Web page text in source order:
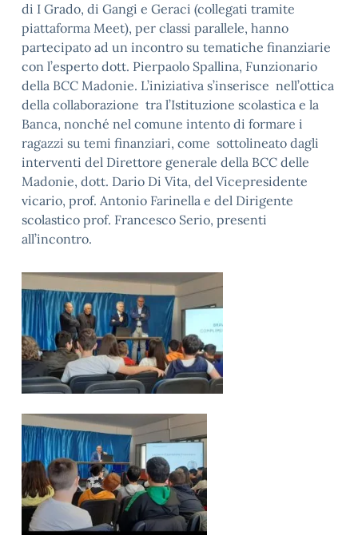
di I Grado, di Gangi e Geraci (collegati tramite
piattaforma Meet), per classi parallele, hanno
partecipato ad un incontro su tematiche finanziarie
con l’esperto dott. Pierpaolo Spallina, Funzionario
della BCC Madonie. L’iniziativa s’inserisce nell’ottica
della collaborazione tra l’Istituzione scolastica e la
Banca, nonché nel comune intento di formare i
ragazzi su temi finanziari, come sottolineato dagli
interventi del Direttore generale della BCC delle
Madonie, dott. Dario Di Vita, del Vicepresidente
vicario, prof. Antonio Farinella e del Dirigente
scolastico prof. Francesco Serio, presenti
all’incontro.